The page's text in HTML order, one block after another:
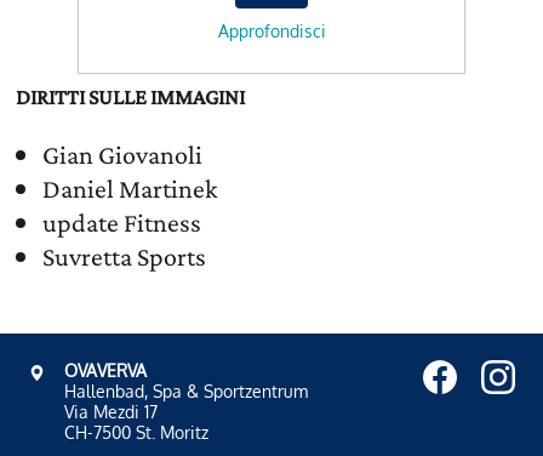
DIRITTI SULLE IMMAGINI
Gian Giovanoli
Daniel Martinek
update Fitness
Suvretta Sports
OVAVERVA
Hallenbad, Spa & Sportzentrum
Via Mezdi 17
CH-7500 St. Moritz
Approfondisci